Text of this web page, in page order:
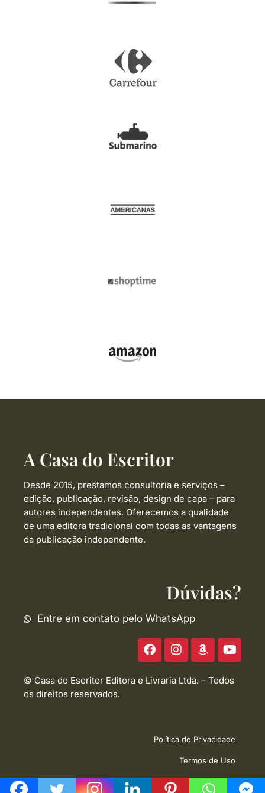
A Casa do Escritor
Desde 2015, prestamos consultoria e serviços –
edição, publicação, revisão, design de capa – para
autores independentes. Oferecemos a qualidade
de uma editora tradicional com todas as vantagens
da publicação independente.
Dúvidas?
Entre em contato pelo WhatsApp
F
a
c
e
I
n
s
t
m
A
m
a
z
Y
o
u
t
© Casa do Escritor Editora e Livraria Ltda. – Todos
os direitos reservados.
Política de Privacidade
Termos de Uso